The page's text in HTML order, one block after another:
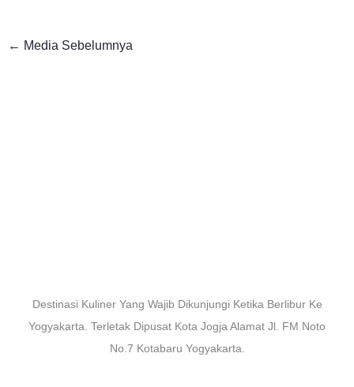
← Media Sebelumnya
Destinasi Kuliner Yang Wajib Dikunjungi Ketika Berlibur Ke
Yogyakarta. Terletak Dipusat Kota Jogja Alamat Jl. FM Noto
No.7 Kotabaru Yogyakarta.